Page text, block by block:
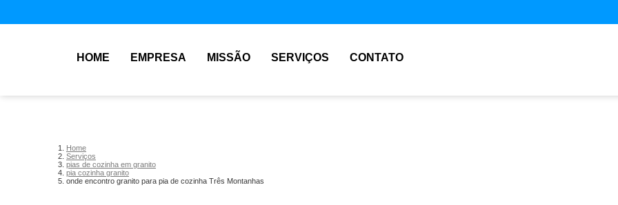
HOME EMPRESA MISSÃO SERVIÇOS CONTATO
Home
Serviços
pias de cozinha em granito
pia cozinha granito
onde encontro granito para pia de cozinha Três Montanhas